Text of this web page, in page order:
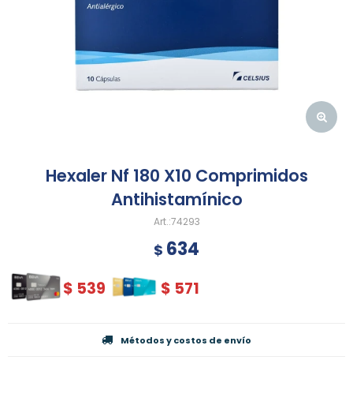
Hexaler Nf 180 X10 Comprimidos
Antihistamínico
74293
$ 634
$ 539 $ 571
Métodos y costos de envío